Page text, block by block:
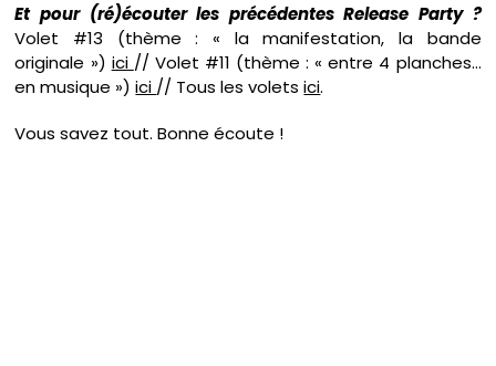
Et pour (ré)écouter les précédentes Release Party ?
Volet #13 (thème : « la manifestation, la bande
originale ») ici // Volet #11 (thème : « entre 4 planches…
en musique »)ici // Tous les voletsici.
Vous savez tout. Bonne écoute !